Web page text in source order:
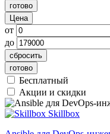
готово
Цена
от
до
сбросить
готово
Бесплатный
Акции и скидки
Skillbox